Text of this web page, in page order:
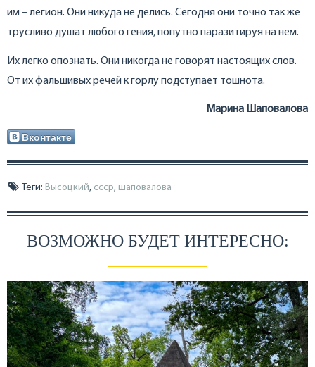
им – легион. Они никуда не делись. Сегодня они точно так же
трусливо душат любого гения, попутно паразитируя на нем.
Их легко опознать. Они никогда не говорят настоящих слов.
От их фальшивых речей к горлу подступает тошнота.
Марина Шаповалова
Вконтакте
Теги: Высоцкий, ссср, шаповалова
ВОЗМОЖНО БУДЕТ ИНТЕРЕСНО: